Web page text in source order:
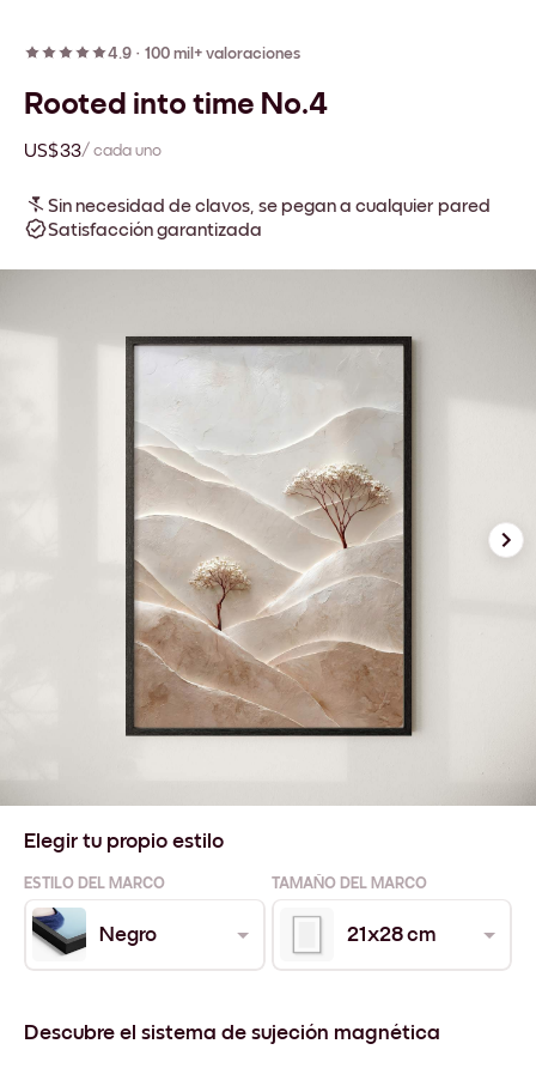
4.9 · 100 mil+ valoraciones
Rooted into time No.4
US$33/ cada uno
Sin necesidad de clavos, se pegan a cualquier pared
Satisfacción garantizada
Elegir tu propio estilo
ESTILO DEL MARCO TAMAÑO DEL MARCO
Negro 21x28 cm
Descubre el sistema de sujeción magnética